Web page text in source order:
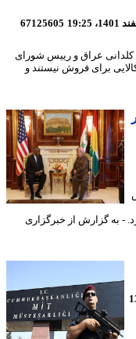
67125605
عراق و رییس شورای
برای فروش نیستند و
گزارش از خبرگزاری